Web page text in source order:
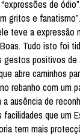
de
gritos e
teve a
Tudo isto foi
positivos
abre caminhos
rebanho com um
ausência de
que um
tem mais